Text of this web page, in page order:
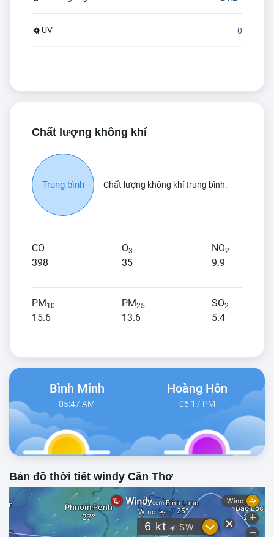
UV 0
Chất lượng không khí
Trung bình Chất lượng không khí trung bình.
CO
398
O3
35
NO2
9.9
PM10
15.6
PM25
13.6
SO2
5.4
Bình Minh
05:47 AM
Hoàng Hôn
06:17 PM
Bản đồ thời tiết windy Cần Thơ